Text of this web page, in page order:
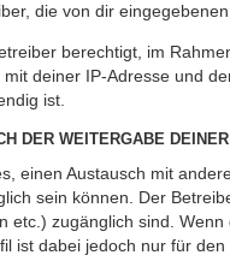
die von dir
berechtigt, im
deiner IP-Adresse und
ist.
DER WEITERGABE DEINER
einen Austausch mit
sein können. Der
etc.) zugänglich sind.
ist dabei jedoch nur für